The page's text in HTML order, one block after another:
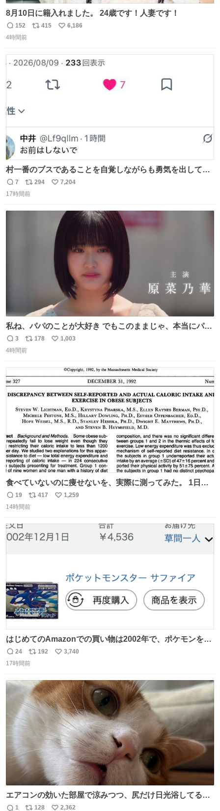
8月10日に籍入れました。 24歳です！人妻です！
返
信
152
リ
ト
415
い
数
6,186
4時間前
村一番のブスであることを自覚しながらも勇気を出して村
長の息子に恋文を書いたら翌日村の共用井戸に捨てられて
たときの顔になった
返
信
7
リ
ポ
294
い
7,204
17時間前
私ね、パパのことが大好き でもこのままじゃ、本当にパパ
を嫌いになっちゃう だから・・・ ドラマ #もうパパ ！😠
本編映像初公開📺 親子の愛ゆえのすれ違いを描くティザー
tver.jp/series/sr504n7… #日10 #ABCテレビ #新ドラマ
10/4（日）スタート🎬
返
信
3
リ
ポ
数
178
い
1,003
4時間前
食べていないのに痩せないを、実際に測ってみた。 1日
1200kcal未満と申告しながら減量できない10人を、14日間
調査。 本人の申告は平均1028kcal/日だったが、実際の摂
51％多く見積もっていた。
返
信
19
リ
ポ
数
417
い
1,259
14時間前
はじめてのAmazonでの買い物は2002年で、ポケモンを買
ったようだ 24年前かぁ。
返
信
24
リ
ポ
ト
数
192
い
数
3,740
17時間前
エアコンの効いた部屋で涼みつつ、尻だけ日光浴してる猫
もはや貴族じゃん！
1 128 2,362